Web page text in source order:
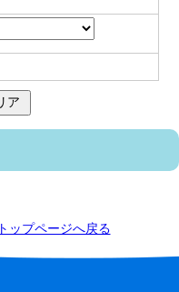
トップページへ戻る